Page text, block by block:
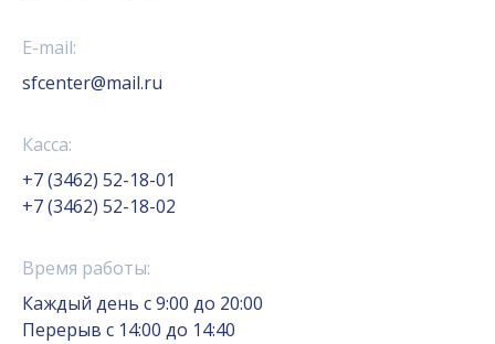
E-mail:
sfcenter@mail.ru
Касса:
+7 (3462) 52-18-01
+7 (3462) 52-18-02
Время работы:
Каждый день с 9:00 до 20:00
Перерыв с 14:00 до 14:40